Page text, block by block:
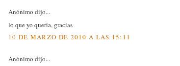
Anónimo dijo...
lo que yo queria, gracias
10 DE MARZO DE 2010 A LAS 15:11
Anónimo dijo...